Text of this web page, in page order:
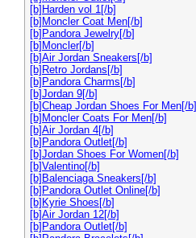
[b]Harden vol 1[/b]
[b]Moncler Coat Men[/b]
[b]Pandora Jewelry[/b]
[b]Moncler[/b]
[b]Air Jordan Sneakers[/b]
[b]Retro Jordans[/b]
[b]Pandora Charms[/b]
[b]Jordan 9[/b]
[b]Cheap Jordan Shoes For Men[/b]
[b]Moncler Coats For Men[/b]
[b]Air Jordan 4[/b]
[b]Pandora Outlet[/b]
[b]Jordan Shoes For Women[/b]
[b]Valentino[/b]
[b]Balenciaga Sneakers[/b]
[b]Pandora Outlet Online[/b]
[b]Kyrie Shoes[/b]
[b]Air Jordan 12[/b]
[b]Pandora Outlet[/b]